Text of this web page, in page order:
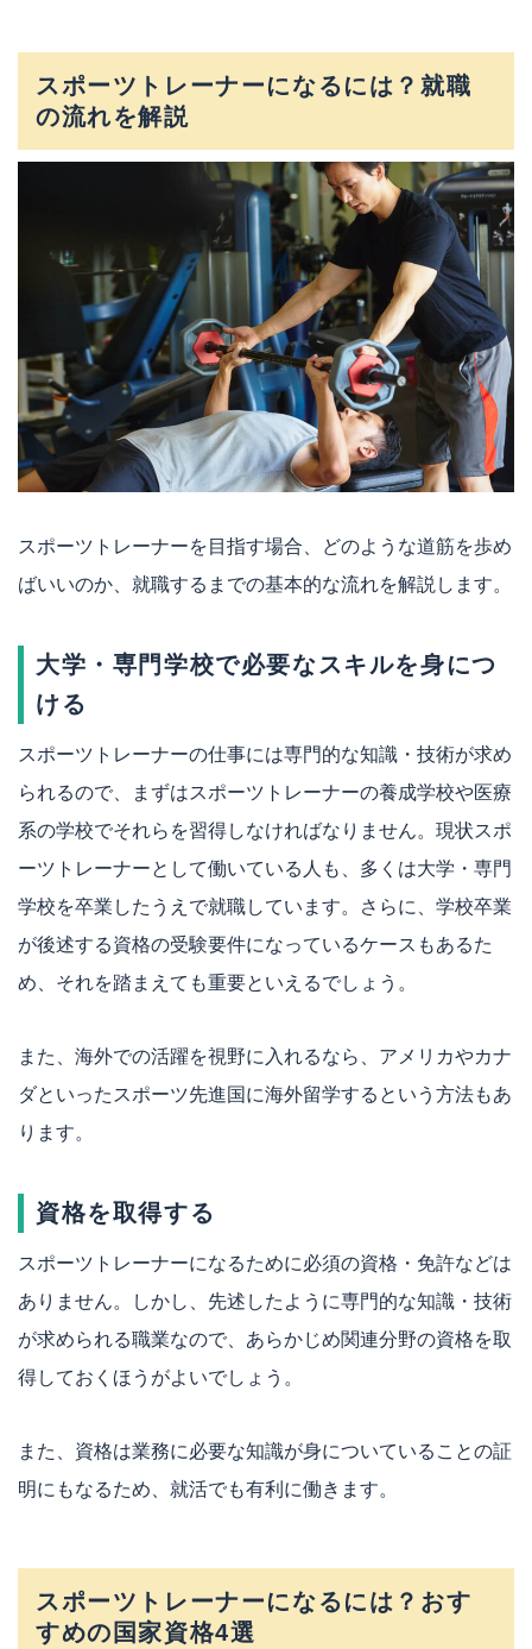
スポーツトレーナーになるには？就職
の流れを解説
スポーツトレーナーを目指す場合、どのような道筋を歩め
ばいいのか、就職するまでの基本的な流れを解説します。
大学・専門学校で必要なスキルを身につ
ける
スポーツトレーナーの仕事には専門的な知識・技術が求め
られるので、まずはスポーツトレーナーの養成学校や医療
系の学校でそれらを習得しなければなりません。現状スポ
ーツトレーナーとして働いている人も、多くは大学・専門
学校を卒業したうえで就職しています。さらに、学校卒業
が後述する資格の受験要件になっているケースもあるた
め、それを踏まえても重要といえるでしょう。
また、海外での活躍を視野に入れるなら、アメリカやカナ
ダといったスポーツ先進国に海外留学するという方法もあ
ります。
資格を取得する
スポーツトレーナーになるために必須の資格・免許などは
ありません。しかし、先述したように専門的な知識・技術
が求められる職業なので、あらかじめ関連分野の資格を取
得しておくほうがよいでしょう。
また、資格は業務に必要な知識が身についていることの証
明にもなるため、就活でも有利に働きます。
スポーツトレーナーになるには？おす
すめの国家資格4選